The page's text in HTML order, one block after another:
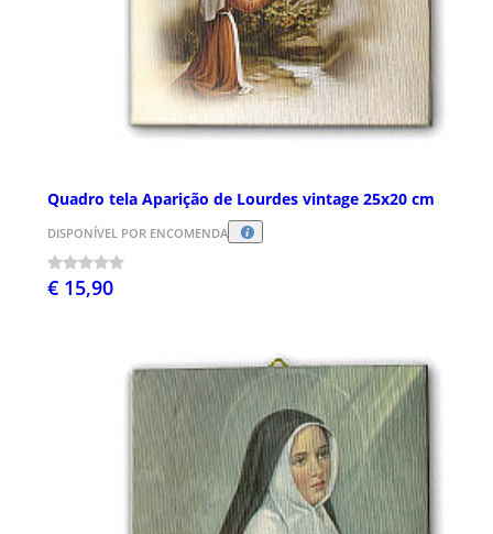
Quadro tela Aparição de Lourdes vintage 25x20 cm
DISPONÍVEL POR ENCOMENDA
€ 15,90